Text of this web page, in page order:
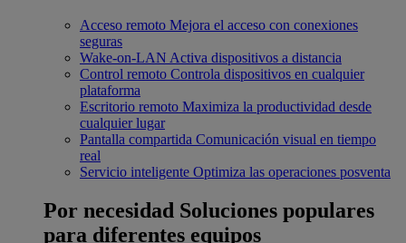
Acceso remoto Mejora el acceso con conexiones
seguras
Wake-on-LAN Activa dispositivos a distancia
Control remoto Controla dispositivos en cualquier
plataforma
Escritorio remoto Maximiza la productividad desde
cualquier lugar
Pantalla compartida Comunicación visual en tiempo
real
Servicio inteligente Optimiza las operaciones posventa
Por necesidad Soluciones populares
para diferentes equipos